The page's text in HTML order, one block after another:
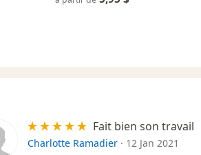
Fait bien son travail
Charlotte Ramadier · 12 Jan 2021